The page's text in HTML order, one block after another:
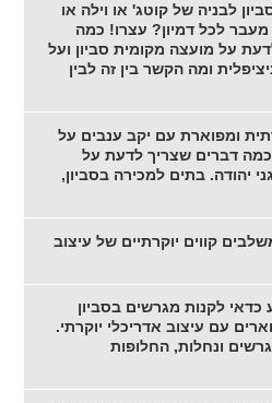
לבניה של קוטג' או וילה או
לכל דמיון? עצרו! כמה
על מועצה מקומית סביון ועל
ומה הקשר בין זה לבין
ומפוארת עם יקב ענבים על
כמה דברים שצריך לדעת על
יהודה. בתים למכירה בסביון,
קווים יוקרתיים של עיצוב
כדאי לקנות מגרשים בסביון
עם עיצוב אדריכלי יוקרתי.
ונחלות, החלופות